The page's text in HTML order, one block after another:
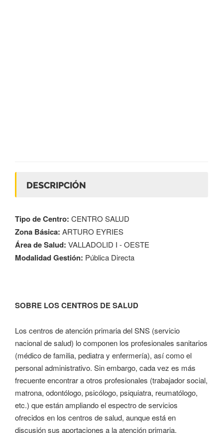
DESCRIPCIÓN
Tipo de Centro: CENTRO SALUD
Zona Básica: ARTURO EYRIES
Área de Salud: VALLADOLID I - OESTE
Modalidad Gestión: Pública Directa
SOBRE LOS CENTROS DE SALUD
Los centros de atención primaria del SNS (servicio
nacional de salud) lo componen los profesionales sanitarios
(médico de familia, pediatra y enfermería), así como el
personal administrativo. Sin embargo, cada vez es más
frecuente encontrar a otros profesionales (trabajador social,
matrona, odontólogo, psicólogo, psiquiatra, reumatólogo,
etc.) que están ampliando el espectro de servicios
ofrecidos en los centros de salud, aunque está en
discusión sus aportaciones a la atención primaria.